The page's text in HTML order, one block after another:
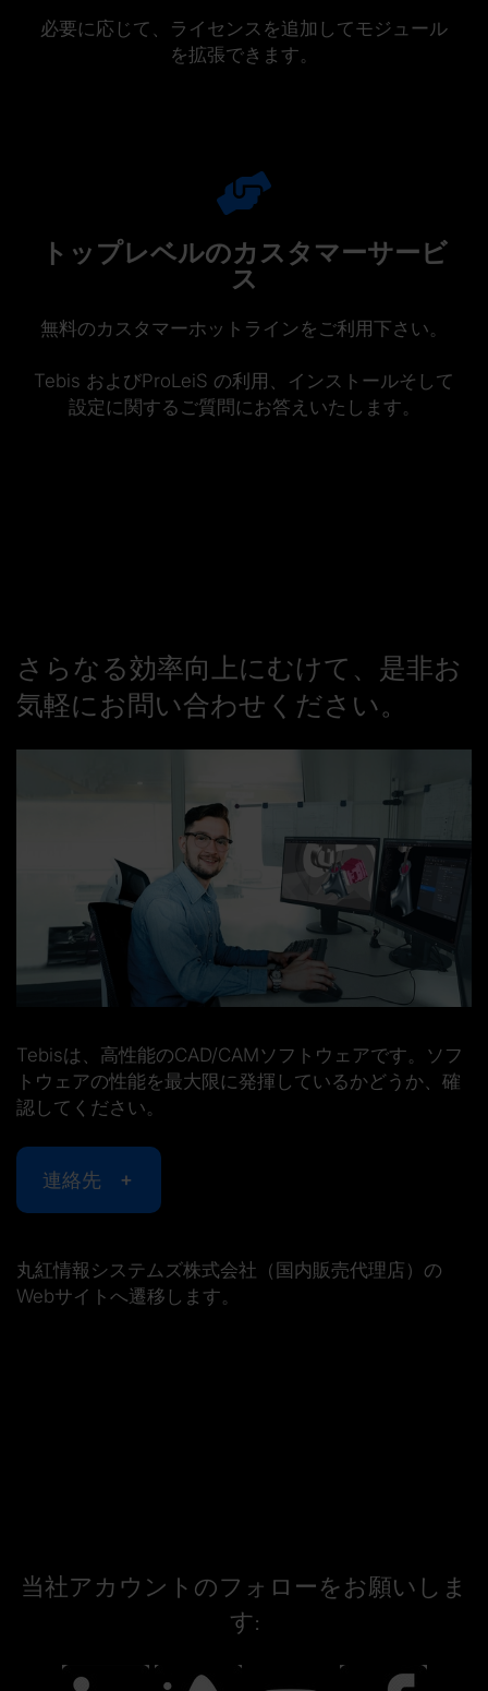
必要に応じて、ライセンスを追加してモジュール
を拡張できます。
トップレベルのカスタマーサービ
ス
無料のカスタマーホットラインをご利用下さい。
Tebis およびProLeiS の利用、インストールそして
設定に関するご質問にお答えいたします。
さらなる効率向上にむけて、是非お
気軽にお問い合わせください。
Tebisは、高性能のCAD/CAMソフトウェアです。ソフ
トウェアの性能を最大限に発揮しているかどうか、確
認してください。
連絡先
丸紅情報システムズ株式会社（国内販売代理店）の
Webサイトへ遷移します。
当社アカウントのフォローをお願いしま
す: